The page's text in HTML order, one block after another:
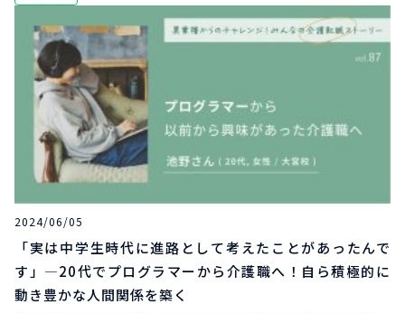
2024/06/05
「実は中学生時代に進路として考えたことがあったんで
す」―20代でプログラマーから介護職へ！自ら積極的に
動き豊かな人間関係を築く